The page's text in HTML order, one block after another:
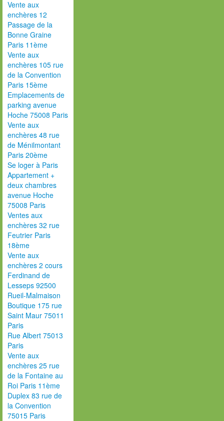
Vente aux
enchères 12
Passage de la
Bonne Graine
Paris 11ème
Vente aux
enchères 105 rue
de la Convention
Paris 15ème
Emplacements de
parking avenue
Hoche 75008 Paris
Vente aux
enchères 48 rue
de Ménilmontant
Paris 20ème
Se loger à Paris
Appartement +
deux chambres
avenue Hoche
75008 Paris
Ventes aux
enchères 32 rue
Feutrier Paris
18ème
Vente aux
enchères 2 cours
Ferdinand de
Lesseps 92500
Rueil-Malmaison
Boutique 175 rue
Saint Maur 75011
Paris
Rue Albert 75013
Paris
Vente aux
enchères 25 rue
de la Fontaine au
Roi Paris 11ème
Duplex 83 rue de
la Convention
75015 Paris